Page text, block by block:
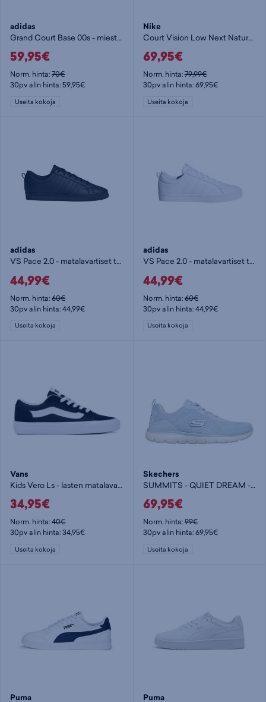
adidas
Grand Court Base 00s - miesten matalavartiset tennarit
59,95€
Norm. hinta:70€
30pv alin hinta: 59,95€
Useita kokoja
Nike
Court Vision Low Next Nature - naisten matalavartiset tennarit
69,95€
Norm. hinta:79,99€
30pv alin hinta: 69,95€
Useita kokoja
adidas
VS Pace 2.0 - matalavartiset tennarit
44,99€
Norm. hinta:60€
30pv alin hinta: 44,99€
Useita kokoja
adidas
VS Pace 2.0 - matalavartiset tennarit
44,99€
Norm. hinta:60€
30pv alin hinta: 44,99€
Useita kokoja
Vans
Kids Vero Ls - lasten matalavartiset tennarit
34,95€
Norm. hinta:40€
30pv alin hinta: 34,95€
Useita kokoja
Skechers
SUMMITS - QUIET DREAM - naisten matalavartiset tennarit
69,95€
Norm. hinta:99€
30pv alin hinta: 69,95€
Useita kokoja
Puma Puma